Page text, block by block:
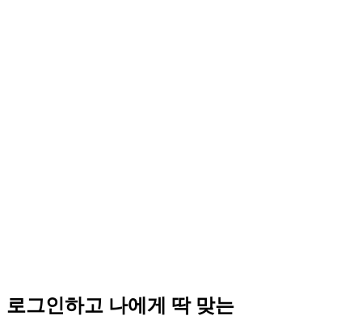
로그인하고 나에게 딱 맞는